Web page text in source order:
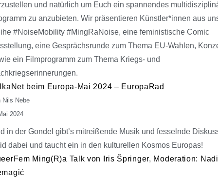
und natürlich um Euch ein spannendes
zu anzubieten. Wir präsentieren Künstler*innen aus
#NoiseMobility #MingRaNoise, eine feministische Comic
eine Gesprächsrunde zum Thema EU-Wahlen,
ein Filmprogramm zum Thema Kriegs- und
beim Europa-Mai 2024 – EuropaRad
Nils Nebe
2024
in der Gondel gibt’s mitreißende Musik und fesselnde
dabei und taucht ein in den kulturellen Kosmos Europas!
Ming(R)a Talk von Iris Špringer, Moderation: